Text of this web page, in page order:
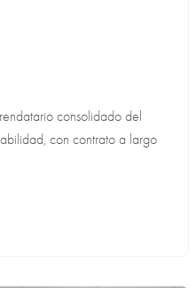
consolidado del
con contrato a largo